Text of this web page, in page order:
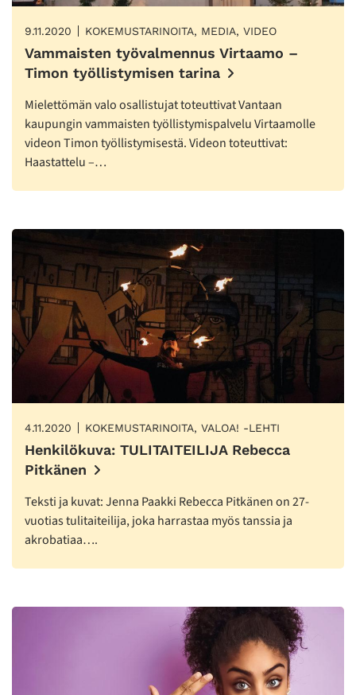
9.11.2020 KOKEMUSTARINOITA, MEDIA, VIDEO
Vammaisten työvalmennus Virtaamo –
Timon työllistymisen tarina
Mielettömän valo osallistujat toteuttivat Vantaan
kaupungin vammaisten työllistymispalvelu Virtaamolle
videon Timon työllistymisestä. Videon toteuttivat:
Haastattelu –…
4.11.2020 KOKEMUSTARINOITA, VALOA! -LEHTI
Henkilökuva: TULITAITEILIJA Rebecca
Pitkänen
Teksti ja kuvat: Jenna Paakki Rebecca Pitkänen on 27-
vuotias tulitaiteilija, joka harrastaa myös tanssia ja
akrobatiaa….